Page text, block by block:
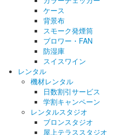
ケース
背景布
スモーク発煙筒
ブロワー・FAN
防湿庫
スイスワイン
レンタル
機材レンタル
日数割引サービス
学割キャンペーン
レンタルスタジオ
ブロンスタジオ
屋上テラススタジオ